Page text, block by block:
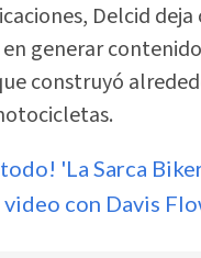
Delcid
generar
construyó
'La Sarca
con Davis